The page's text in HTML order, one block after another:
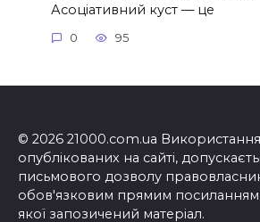
Асоціативний куст — це
0 95
© 2026 21000.com.ua Використання
опублікованих на сайті,
письмового дозволу
обов'язковим прямим посиланням
якої запозичений матеріал.